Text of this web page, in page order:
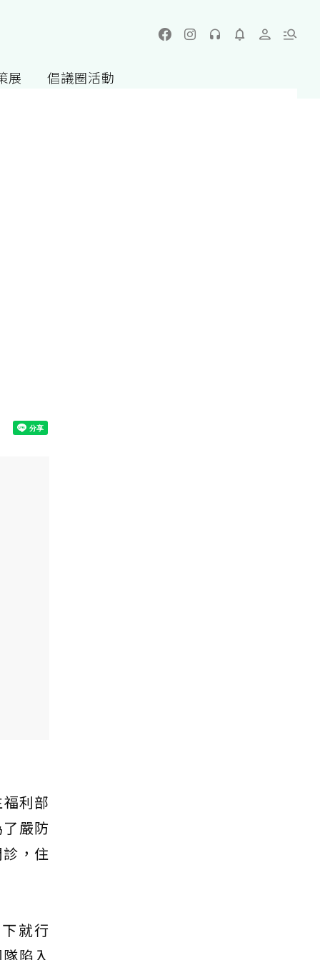
展 倡議圈活動
利部
嚴防
，住
就行
陷入